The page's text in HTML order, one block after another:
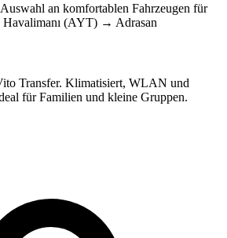
an komfortablen Fahrzeugen für
Havalimanı (AYT) → Adrasan
Transfer. Klimatisiert, WLAN und
für Familien und kleine Gruppen.